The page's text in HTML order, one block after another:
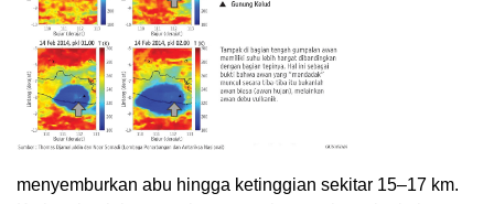
menyemburkan abu hingga ketinggian sekitar 15–17 km.